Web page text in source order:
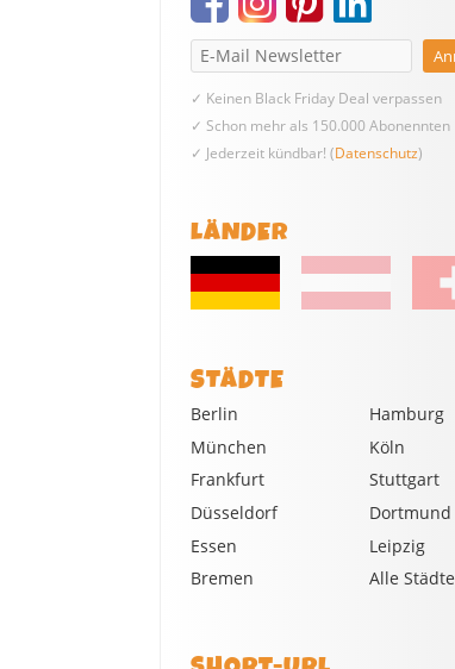
✓ Keinen Black Friday Deal verpassen
✓ Schon mehr als 150.000 Abonennten
✓ Jederzeit kündbar! (Datenschutz)
LÄNDER
STÄDTE
Berlin
Hamburg
München
Köln
Frankfurt
Stuttgart
Düsseldorf
Dortmund
Essen
Leipzig
Bremen
Alle Städte